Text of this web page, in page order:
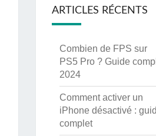
ARTICLES RÉCENTS
Combien de FPS sur
PS5 Pro ? Guide
2024
Comment activer un
iPhone désactivé :
complet